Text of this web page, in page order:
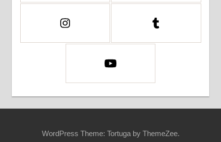
WordPress Theme: Tortuga by ThemeZee.